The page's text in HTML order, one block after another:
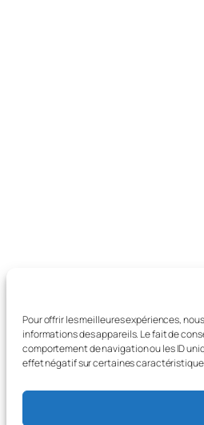
Pour offrir les meilleures expériences,
informations des appareils. Le fait de
comportement de navigation ou les ID
effet négatif sur certaines